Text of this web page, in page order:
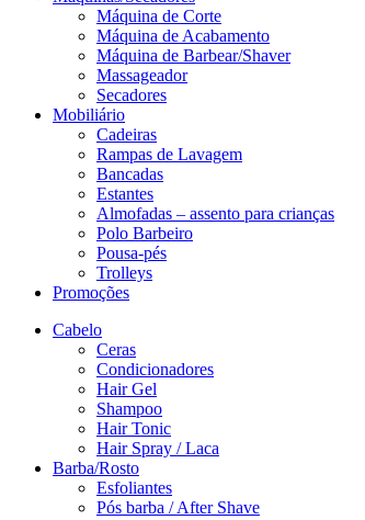
Máquina de Corte
Máquina de Acabamento
Máquina de Barbear/Shaver
Massageador
Secadores
Mobiliário
Cadeiras
Rampas de Lavagem
Bancadas
Estantes
Almofadas – assento para crianças
Polo Barbeiro
Pousa-pés
Trolleys
Promoções
Cabelo
Ceras
Condicionadores
Hair Gel
Shampoo
Hair Tonic
Hair Spray / Laca
Barba/Rosto
Esfoliantes
Pós barba / After Shave